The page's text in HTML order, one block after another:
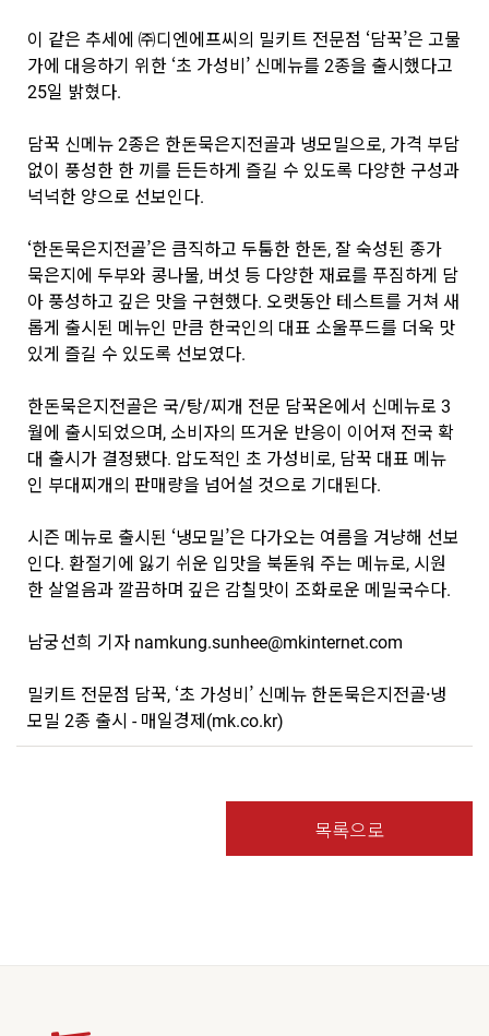
이 같은 추세에 ㈜디엔에프씨의 밀키트 전문점 ‘담꾹’은 고물
가에 대응하기 위한 ‘초 가성비’ 신메뉴를 2종을 출시했다고
25일 밝혔다.
담꾹 신메뉴 2종은 한돈묵은지전골과 냉모밀으로, 가격 부담
없이 풍성한 한 끼를 든든하게 즐길 수 있도록 다양한 구성과
넉넉한 양으로 선보인다.
‘한돈묵은지전골’은 큼직하고 두툼한 한돈, 잘 숙성된 종가
묵은지에 두부와 콩나물, 버섯 등 다양한 재료를 푸짐하게 담
아 풍성하고 깊은 맛을 구현했다. 오랫동안 테스트를 거쳐 새
롭게 출시된 메뉴인 만큼 한국인의 대표 소울푸드를 더욱 맛
있게 즐길 수 있도록 선보였다.
한돈묵은지전골은 국/탕/찌개 전문 담꾹온에서 신메뉴로 3
월에 출시되었으며, 소비자의 뜨거운 반응이 이어져 전국 확
대 출시가 결정됐다. 압도적인 초 가성비로, 담꾹 대표 메뉴
인 부대찌개의 판매량을 넘어설 것으로 기대된다.
시즌 메뉴로 출시된 ‘냉모밀’은 다가오는 여름을 겨냥해 선보
인다. 환절기에 잃기 쉬운 입맛을 북돋워 주는 메뉴로, 시원
한 살얼음과 깔끔하며 깊은 감칠맛이 조화로운 메밀국수다.
남궁선희 기자 namkung.sunhee@mkinternet.com
밀키트 전문점 담꾹, ‘초 가성비’ 신메뉴 한돈묵은지전골·냉
모밀 2종 출시 - 매일경제(mk.co.kr)
목록으로